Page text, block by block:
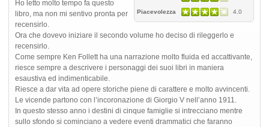
Piacevolezza 4.0
Ho letto molto tempo fa questo
libro, ma non mi sentivo pronta per
recensirlo.
Ora che dovevo iniziare il secondo volume ho deciso di rileggerlo e
recensirlo.
Come sempre Ken Follett ha una narrazione molto fluida ed accattivante,
riesce sempre a descrivere i personaggi dei suoi libri in maniera
esaustiva ed indimenticabile.
Riesce a dar vita ad opere storiche piene di carattere e molto avvincenti.
Le vicende partono con l’incoronazione di Giorgio V nell’anno 1911.
In questo stesso anno i destini di cinque famiglie si intrecciano mentre
sullo sfondo si cominciano a vedere eventi drammatici che faranno